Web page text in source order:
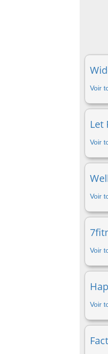
Voir
Let
Voir
Voir
Voir
Voir